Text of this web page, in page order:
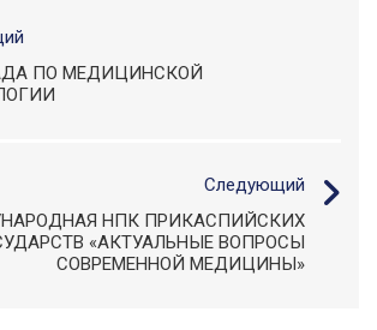
ПО МЕДИЦИНСКОЙ
Следующий
НПК ПРИКАСПИЙСКИХ
«АКТУАЛЬНЫЕ ВОПРОСЫ
СОВРЕМЕННОЙ МЕДИЦИНЫ»